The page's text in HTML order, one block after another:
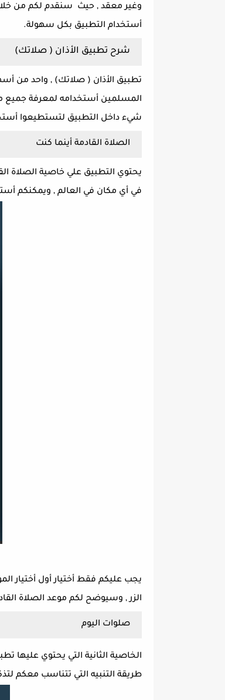
وغير معقد , حيث سنقدم لكم من خلال
أستخدام التطبيق بكل سهولة.
شرح تطبيق الأذان ( صلاتك)
تطبيق الأذان ( صلاتك) , واحد من
المسلمين أستخدامه لمعرفة جميع
شيء داخل التطبيق لتستطيعوا
الصلاة القادمة أينما كنت
يحتوي التطبيق علي خاصية الصلاة
في أي مكان في العالم , ويمكنكم
يجب عليكم فقط أختيار أول أختيار
الزر , وسيوضح لكم موعد الصلاة
صلوات اليوم
الخاصية الثانية التي يحتوي
طريقة التنبيه التي تتناسب معكم